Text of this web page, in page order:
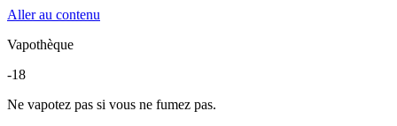
Aller au contenu
Vapothèque
-18
Ne vapotez pas si vous ne fumez pas.